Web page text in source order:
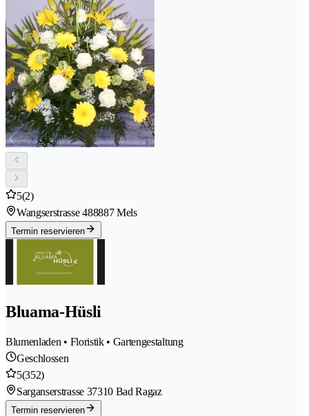
5(2)
Wangserstrasse 488887 Mels
Termin reservieren
Bluama-Hüsli
Blumenladen • Floristik • Gartengestaltung
Geschlossen
5(352)
Sarganserstrasse 37310 Bad Ragaz
Termin reservieren